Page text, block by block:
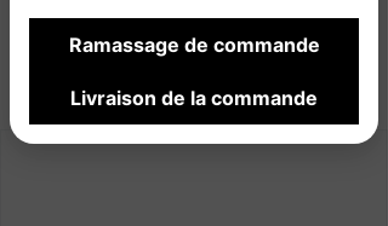
Expériences
Ramassage de commande
Livraison de la commande